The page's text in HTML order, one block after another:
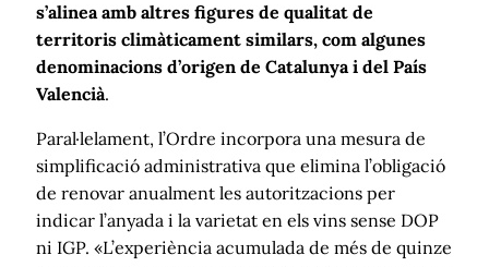
s’alinea amb altres figures de qualitat de
territoris climàticament similars, com algunes
denominacions d’origen de Catalunya i del País
Valencià.
Paral·lelament, l’Ordre incorpora una mesura de
simplificació administrativa que elimina l’obligació
de renovar anualment les autoritzacions per
indicar l’anyada i la varietat en els vins sense DOP
ni IGP. «L’experiència acumulada de més de quinze